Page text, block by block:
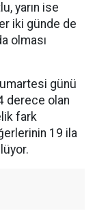
yarın ise
iki günde de
olması
günü
derece olan
fark
19 ila